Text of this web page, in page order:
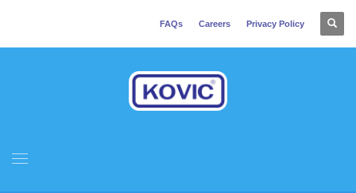
FAQs Careers Privacy Policy